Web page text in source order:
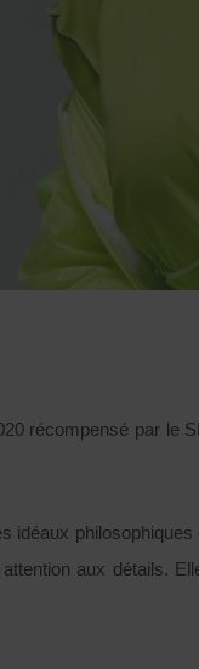
récompensé par
aux détails.